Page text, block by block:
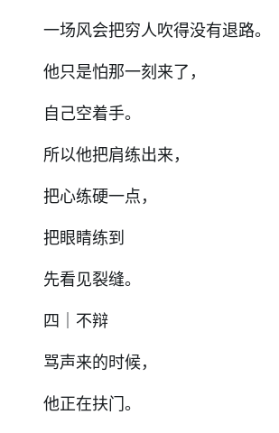
一场风会把穷人吹得没有退路。
他只是怕那一刻来了，
自己空着手。
所以他把肩练出来，
把心练硬一点，
把眼睛练到
先看见裂缝。
四｜不辩
骂声来的时候，
他正在扶门。